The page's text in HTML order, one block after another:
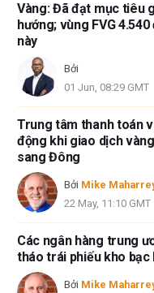
Vàng: Đã đạt mục tiêu
hướng; vùng FVG
này
Bởi
01 Jun, 08:29 GMT
Trung tâm thanh toán
động khi giao dịch
sang Đông
Bởi Mike
22 May, 11:10 GMT
Các ngân hàng trung
tháo trái phiếu kho bạc
Bởi Mike